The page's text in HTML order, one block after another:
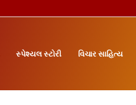
સ્પેશ્યલ સ્ટોરી વિચાર સાહિત્ય